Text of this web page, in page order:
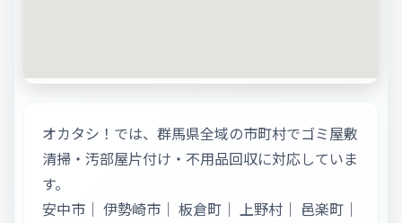
オカタシ！では、群馬県全域の市町村でゴミ屋敷
清掃・汚部屋片付け・不用品回収に対応していま
す。
安中市 ｜ 伊勢崎市 ｜ 板倉町 ｜ 上野村 ｜ 邑楽町 ｜